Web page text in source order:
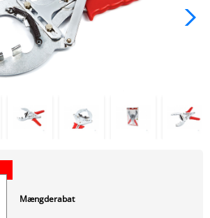
Mængderabat